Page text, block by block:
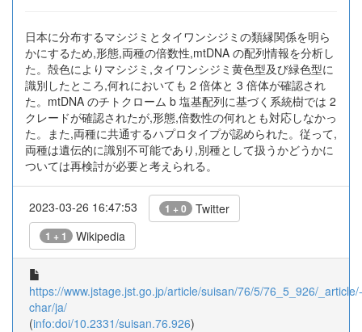
日本に分布するマシジミとタイワンシジミの類縁関係を明ら
かにするため,形態,両種の倍数性,mtDNA の配列情報を分析し
た。殻色によりマシジミ,タイワンシジミ黄色型及び緑色型に
識別したところ,何れにおいても 2 倍体と 3 倍体が確認され
た。mtDNA のチトクローム b 塩基配列に基づく系統樹では 2
クレードが確認されたが,形態,倍数性の何れとも対応しなかっ
た。また,両種に共通するハプロタイプが認められた。従って,
両種は遺伝的に識別不可能であり,別種として扱うかどうかに
ついては再検討が必要と考えられる。
2023-03-26 16:47:53 1 + 0 Twitter
1 + 1 Wikipedia
https://www.jstage.jst.go.jp/article/suisan/76/5/76_5_926/_article/-
char/ja/
(info:doi/10.2331/suisan.76.926)